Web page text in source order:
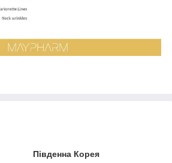
Південна Корея